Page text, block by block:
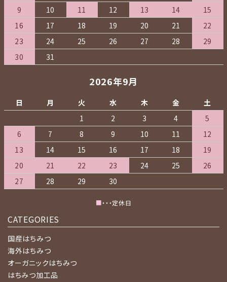
9
10 11 12 13 14
15
16
17 18 19 20 21
22
23
24 25 26 27 28
29
30
31
2026年9月
日 月 火 水 木 金
土
1
2 3 4
5
6
7 8 9 10 11
12
13
14 15 16 17 18
19
20
21 22 23 24 25
26
27
28 29 30
■・・・定休日
CATEGORIES
国産はちみつ
海外はちみつ
オーガニックはちみつ
はちみつ加工品